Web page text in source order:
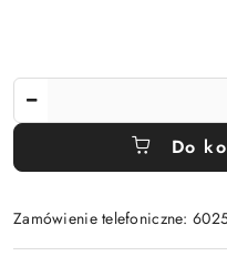
Do
Zamówienie telefoniczne: